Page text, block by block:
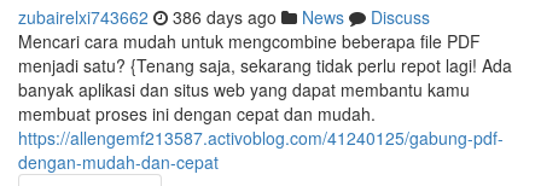
zubairelxi743662 386 days ago News
Discuss
Mencari cara mudah untuk mengcombine beberapa file PDF
menjadi satu? {Tenang saja, sekarang tidak perlu repot lagi! Ada
banyak aplikasi dan situs web yang dapat membantu kamu
membuat proses ini dengan cepat dan mudah.
https://allengemf213587.activoblog.com/41240125/gabung-pdf-
dengan-mudah-dan-cepat